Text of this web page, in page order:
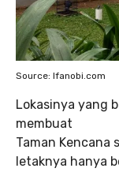
Source: Ifanobi.com
Lokasinya yang
membuat
Taman Kencana
letaknya hanya